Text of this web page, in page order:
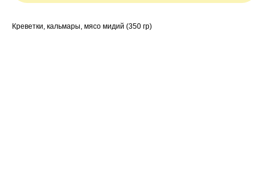
Креветки, кальмары, мясо мидий (350 гр)